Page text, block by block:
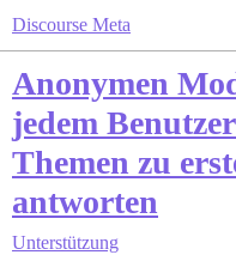
Discourse Meta
Anonymen
jedem
Themen zu
antworten
Unterstützung